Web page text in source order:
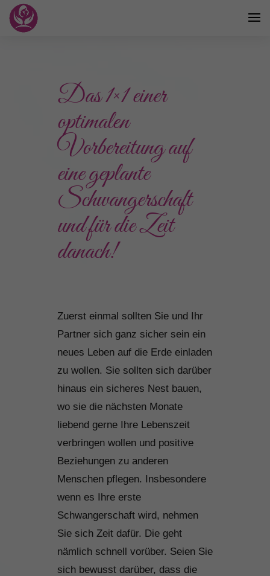
Das 1×1 einer
optimalen
Vorbereitung auf
eine geplante
Schwangerschaft
und für die Zeit
danach!
Zuerst einmal sollten Sie und Ihr
Partner sich ganz sicher sein ein
neues Leben auf die Erde einladen
zu wollen. Sie sollten sich darüber
hinaus ein sicheres Nest bauen,
wo sie die nächsten Monate
liebend gerne Ihre Lebenszeit
verbringen wollen und positive
Beziehungen zu anderen
Menschen pflegen. Insbesondere
wenn es Ihre erste
Schwangerschaft wird, nehmen
Sie sich Zeit dafür. Die geht
nämlich schnell vorüber. Seien Sie
sich bewusst darüber, dass die